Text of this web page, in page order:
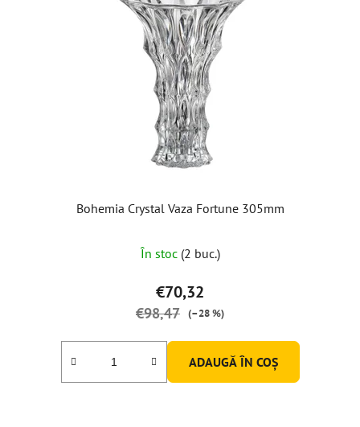
Bohemia Crystal Vaza Fortune 305mm
medie
a
produsului
din
În stoc (2 buc.)
€70,32
€98,47 (–28 %)
ADAUGĂ ÎN COŞ